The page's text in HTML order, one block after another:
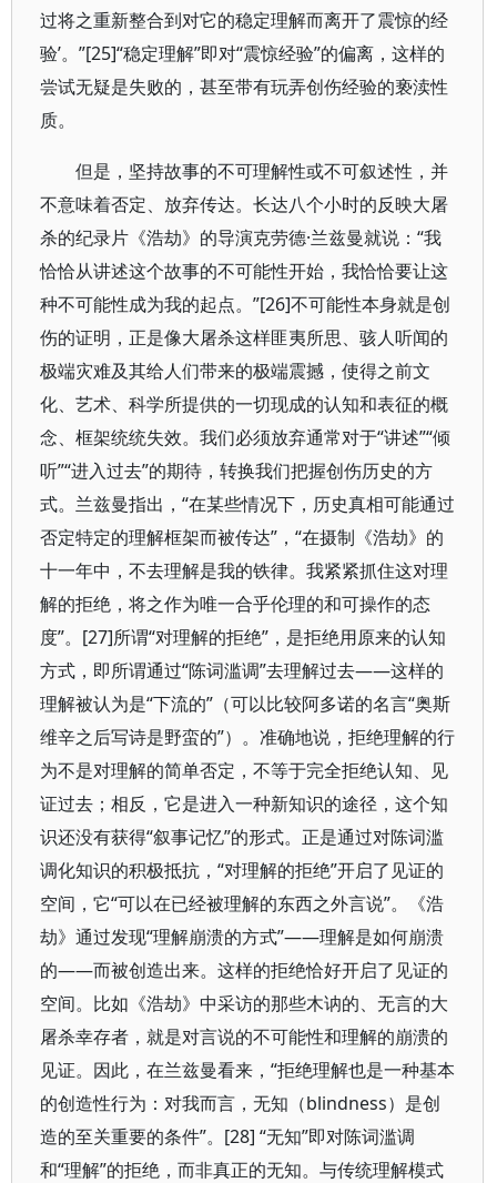
过将之重新整合到对它的稳定理解而离开了震惊的经
验’。”[25]“稳定理解”即对“震惊经验”的偏离，这样的
尝试无疑是失败的，甚至带有玩弄创伤经验的亵渎性
质。
但是，坚持故事的不可理解性或不可叙述性，并
不意味着否定、放弃传达。长达八个小时的反映大屠
杀的纪录片《浩劫》的导演克劳德·兰兹曼就说：“我
恰恰从讲述这个故事的不可能性开始，我恰恰要让这
种不可能性成为我的起点。”[26]不可能性本身就是创
伤的证明，正是像大屠杀这样匪夷所思、骇人听闻的
极端灾难及其给人们带来的极端震撼，使得之前文
化、艺术、科学所提供的一切现成的认知和表征的概
念、框架统统失效。我们必须放弃通常对于“讲述”“倾
听”“进入过去”的期待，转换我们把握创伤历史的方
式。兰兹曼指出，“在某些情况下，历史真相可能通过
否定特定的理解框架而被传达”，“在摄制《浩劫》的
十一年中，不去理解是我的铁律。我紧紧抓住这对理
解的拒绝，将之作为唯一合乎伦理的和可操作的态
度”。[27]所谓“对理解的拒绝”，是拒绝用原来的认知
方式，即所谓通过“陈词滥调”去理解过去——这样的
理解被认为是“下流的”（可以比较阿多诺的名言“奥斯
维辛之后写诗是野蛮的”）。准确地说，拒绝理解的行
为不是对理解的简单否定，不等于完全拒绝认知、见
证过去；相反，它是进入一种新知识的途径，这个知
识还没有获得“叙事记忆”的形式。正是通过对陈词滥
调化知识的积极抵抗，“对理解的拒绝”开启了见证的
空间，它“可以在已经被理解的东西之外言说”。《浩
劫》通过发现“理解崩溃的方式”——理解是如何崩溃
的——而被创造出来。这样的拒绝恰好开启了见证的
空间。比如《浩劫》中采访的那些木讷的、无言的大
屠杀幸存者，就是对言说的不可能性和理解的崩溃的
见证。因此，在兰兹曼看来，“拒绝理解也是一种基本
的创造性行为：对我而言，无知（blindness）是创
造的至关重要的条件”。[28] “无知”即对陈词滥调
和“理解”的拒绝，而非真正的无知。与传统理解模式